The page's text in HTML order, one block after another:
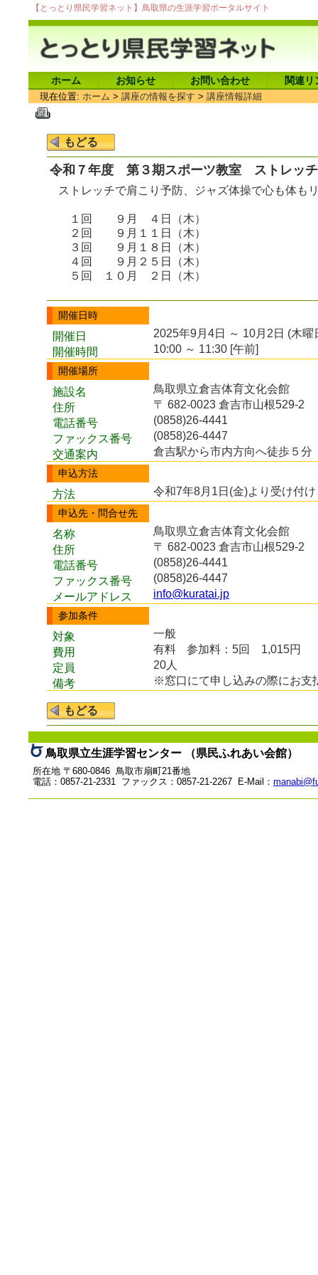
【とっとり県民学習ネット】鳥取県の生涯学習ポータルサイト
ホーム お知らせ お問い合わせ 関連リ
現在位置: ホーム > 講座の情報を探す > 講座情報詳細
令和７年度 第３期スポーツ教室 ストレッチ
ストレッチで肩こり予防、ジャズ体操で心も体も
１回 ９月 ４日（木）
２回 ９月１１日（木）
３回 ９月１８日（木）
４回 ９月２５日（木）
５回 １０月 ２日（木）
開催日時
開催日
2025年9月4日 ～ 10月2日 (木曜
開催時間
10:00 ～ 11:30 [午前]
開催場所
施設名
鳥取県立倉吉体育文化会館
住所
〒 682-0023 倉吉市山根529-2
電話番号
(0858)26-4441
ファックス番号
(0858)26-4447
交通案内
倉吉駅から市内方向へ徒歩５分
申込方法
方法 令和7年8月1日(金)より受け付
申込先・問合せ先
名称
鳥取県立倉吉体育文化会館
住所
〒 682-0023 倉吉市山根529-2
電話番号
(0858)26-4441
ファックス番号
(0858)26-4447
メールアドレス
info@kuratai.jp
参加条件
対象
一般
費用
有料
参加料：5回 1,015円
定員
20人
備考
※窓口にて申し込みの際にお支
鳥取県立生涯学習センター （県民ふれあい会館）
所在地 〒680-0846 鳥取市扇町21番地
電話：0857-21-2331 ファックス：0857-21-2267 E-Mail：